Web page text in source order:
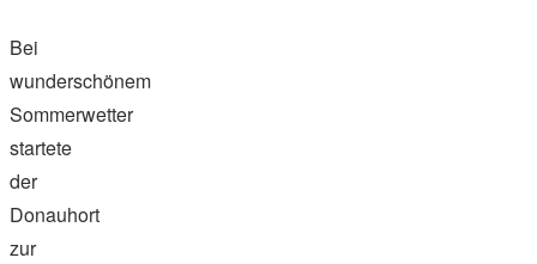
Bei
wunderschönem
Sommerwetter
startete
der
Donauhort
zur